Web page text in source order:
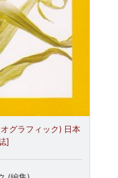
グラフィック) 日本
]